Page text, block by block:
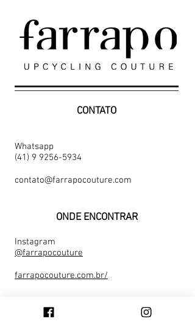
CONTATO
Whatsapp
(41) 9 9256-5934
contato@farrapocouture.com
ONDE ENCONTRAR
Instagram
@farrapocouture
farrapocouture.com.br/